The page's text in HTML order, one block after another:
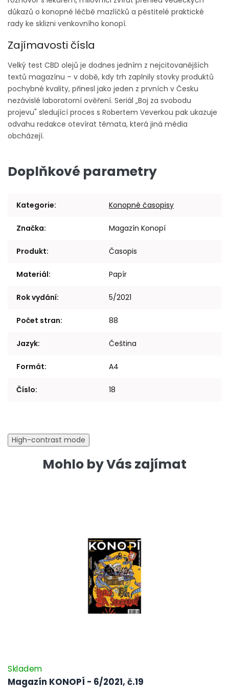
důkazů o konopné léčbě mazlíčků a pěstitelé praktické
rady ke sklizni venkovního konopí.
Zajímavosti čísla
Velký test CBD olejů je dodnes jedním z nejcitovanějších
textů magazínu – v době, kdy trh zaplnily stovky produktů
pochybné kvality, přinesl jako jeden z prvních v Česku
nezávislé laboratorní ověření. Seriál „Boj za svobodu
projevu" sledující proces s Robertem Veverkou pak ukazuje
odvahu redakce otevírat témata, která jiná média
obcházejí.
Doplňkové parametry
Kategorie: Konopné časopisy
Značka: Magazín Konopí
Produkt: Časopis
Materiál: Papír
Rok vydání: 5/2021
Počet stran: 88
Jazyk: Čeština
Formát: A4
Číslo: 18
High-contrast mode
Mohlo by Vás zajímat
Magazín KONOPÍ - 6/2021, č.19
Skladem